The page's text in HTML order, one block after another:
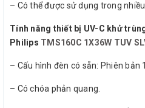
– Có thể được sử dụng trong
Tính năng thiết bị UV-C khử
Philips TMS160C 1X36W TUV
– Cấu hình đèn có sẵn: Phiên bản
– Có chóa phản quang.